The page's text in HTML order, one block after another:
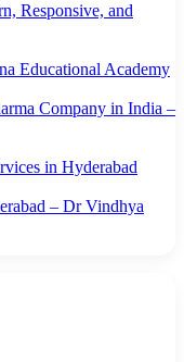
Responsive, and
Educational Academy
Company in India –
in Hyderabad
– Dr Vindhya